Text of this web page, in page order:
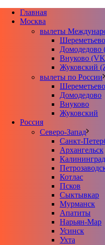
Главная
Москва
вылеты
Домодедово
Внуково
Жуковский
вылеты по России
Шереметьево
Домодедово
Внуково
Жуковский
Россия
Северо-Запад
Санкт-
Архангельск
Калининград
Котлас
Псков
Сыктывкар
Мурманск
Апатиты
Нарьян-Мар
Усинск
Ухта